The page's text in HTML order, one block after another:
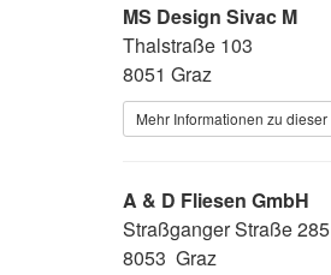
MS Design Sivac M
Thalstraße 103
8051 Graz
Mehr Informationen zu dieser
A & D Fliesen GmbH
Straßganger Straße 285
8053 Graz